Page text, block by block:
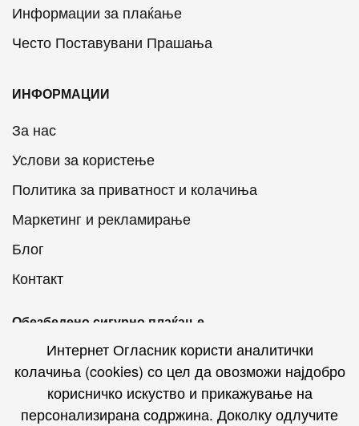
Информации за плаќање
Често Поставувани Прашања
ИНФОРМАЦИИ
За нас
Услови за користење
Политика за приватност и колачиња
Маркетинг и рекламирање
Блог
Контакт
Обезбедено сигурно плаќање
Интернет Огласник на социјалните мрежи
Интернет Огласник користи аналитички
колачиња (cookies) со цел да овозможи најдобро
корисничко искуство и прикажување на
персонализирана содржина. Доколку одлучите